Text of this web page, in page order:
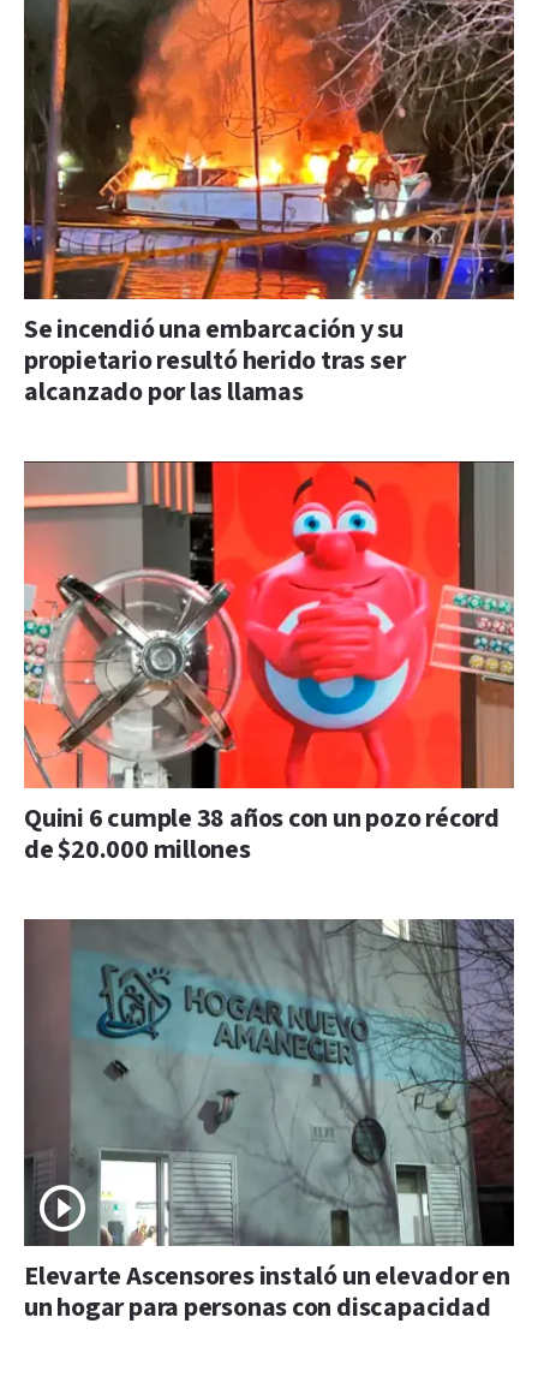
Se incendió una embarcación y su
propietario resultó herido tras ser
alcanzado por las llamas
Quini 6 cumple 38 años con un pozo récord
de $20.000 millones
Elevarte Ascensores instaló un elevador en
un hogar para personas con discapacidad